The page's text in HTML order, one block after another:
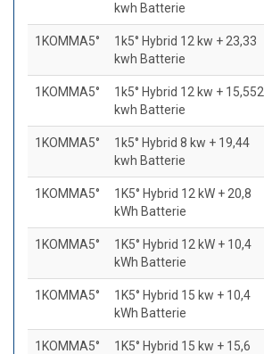
kwh Batterie
1KOMMA5°
1k5° Hybrid 12 kw + 23,33
kwh Batterie
1KOMMA5°
1k5° Hybrid 12 kw + 15,552
kwh Batterie
1KOMMA5°
1k5° Hybrid 8 kw + 19,44
kwh Batterie
1KOMMA5°
1K5° Hybrid 12 kW + 20,8
kWh Batterie
1KOMMA5°
1K5° Hybrid 12 kW + 10,4
kWh Batterie
1KOMMA5°
1K5° Hybrid 15 kw + 10,4
kWh Batterie
1KOMMA5°
1K5° Hybrid 15 kw + 15,6